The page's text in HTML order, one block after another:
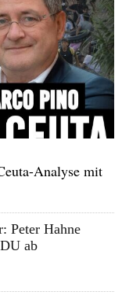
Analyse mit
Peter Hahne
ab